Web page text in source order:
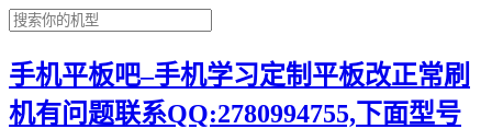
手机平板吧–手机学习定制平板改正常刷
机有问题联系QQ:2780994755,下面型号